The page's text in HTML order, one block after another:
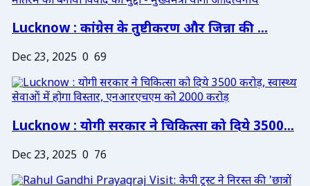
Lucknow : कांग्रेस के तुष्टीकरण और जिन्ना की ...
Dec 23, 2025 0 69
Lucknow : योगी सरकार ने चिकित्सा को दिये 3500...
Dec 23, 2025 0 76